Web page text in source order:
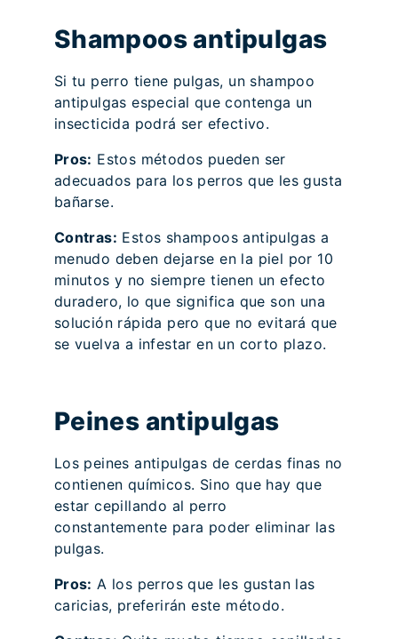
Shampoos antipulgas
Si tu perro tiene pulgas, un shampoo
antipulgas especial que contenga un
insecticida podrá ser efectivo.
Pros: Estos métodos pueden ser
adecuados para los perros que les gusta
bañarse.
Contras: Estos shampoos antipulgas a
menudo deben dejarse en la piel por 10
minutos y no siempre tienen un efecto
duradero, lo que significa que son una
solución rápida pero que no evitará que
se vuelva a infestar en un corto plazo.
Peines antipulgas
Los peines antipulgas de cerdas finas no
contienen químicos. Sino que hay que
estar cepillando al perro
constantemente para poder eliminar las
pulgas.
Pros: A los perros que les gustan las
caricias, preferirán este método.